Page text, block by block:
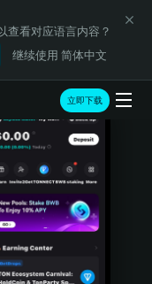
查看对应语言内容？
继续使用 简体中文
立即下载